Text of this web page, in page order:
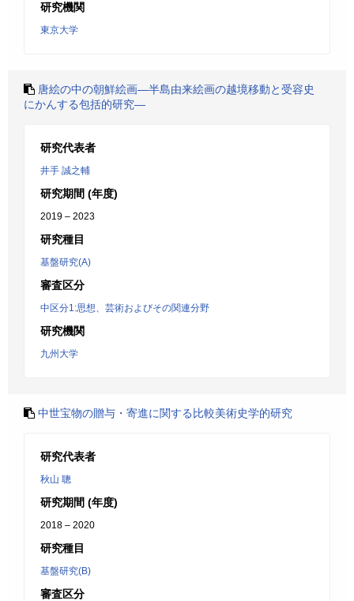
研究機関
東京大学
唐絵の中の朝鮮絵画―半島由来絵画の越境移動と受容史
にかんする包括的研究―
研究代表者
井手 誠之輔
研究期間 (年度)
2019 – 2023
研究種目
基盤研究(A)
審査区分
中区分1:思想、芸術およびその関連分野
研究機関
九州大学
中世宝物の贈与・寄進に関する比較美術史学的研究
研究代表者
秋山 聰
研究期間 (年度)
2018 – 2020
研究種目
基盤研究(B)
審査区分